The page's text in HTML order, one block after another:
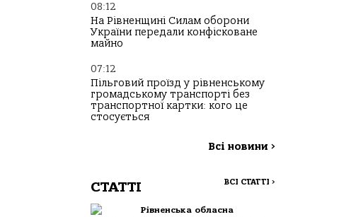
08:12
На Рівненщині Силам оборони
України передали конфісковане
майно
07:12
Пільговий проїзд у рівненському
громадському транспорті без
транспортної картки: кого це
стосується
Всі новини >
СТАТТІ ВСІ СТАТТІ >
Рівненська обласна